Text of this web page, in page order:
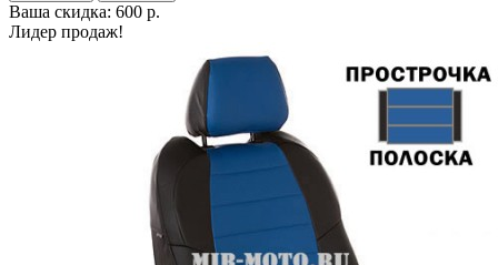
Ваша скидка: 600 р.
Лидер продаж!